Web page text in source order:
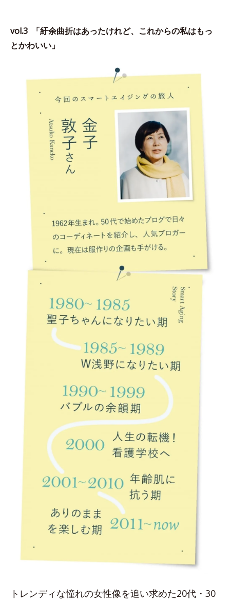
vol.3 「紆余曲折はあったけれど、これからの私はもっ
とかわいい」
トレンディな憧れの女性像を追い求めた20代・30